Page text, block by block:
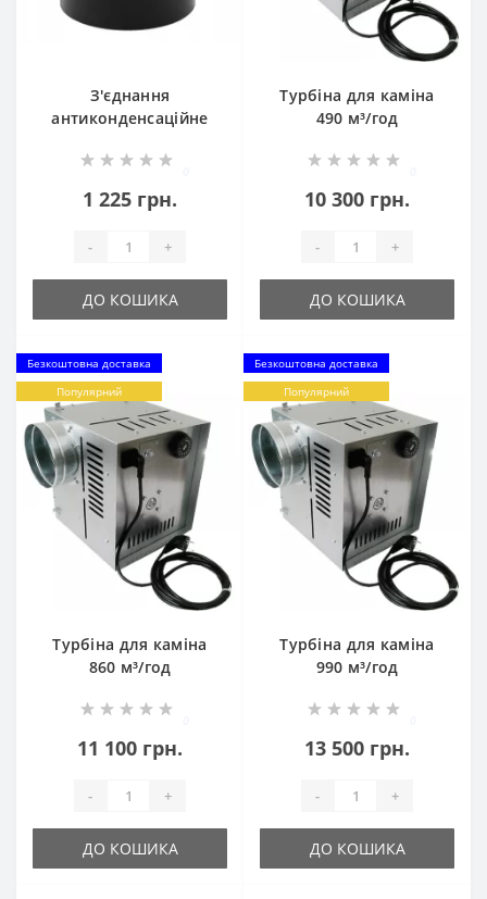
З'єднання
антиконденсаційне
1 225 грн.
- +
ДО КОШИКА
Турбіна для каміна
490 м³/год
10 300 грн.
- +
ДО КОШИКА
Безкоштовна доставка
Популярний
Турбіна для каміна
860 м³/год
11 100 грн.
- +
ДО КОШИКА
Безкоштовна доставка
Популярний
Турбіна для каміна
990 м³/год
13 500 грн.
- +
ДО КОШИКА